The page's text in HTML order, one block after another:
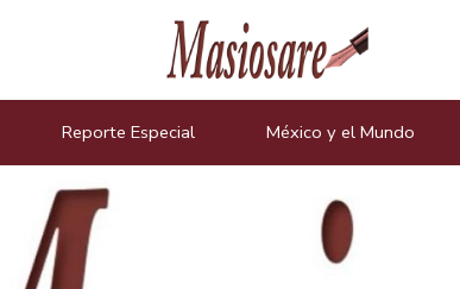
Reporte Especial México y el Mundo